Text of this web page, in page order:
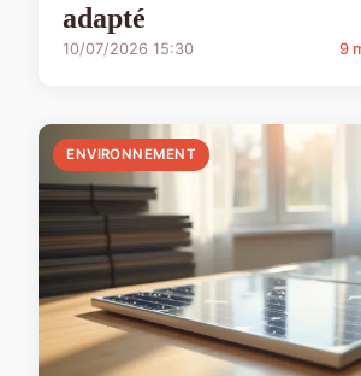
adapté
10/07/2026 15:30 9
ENVIRONNEMENT